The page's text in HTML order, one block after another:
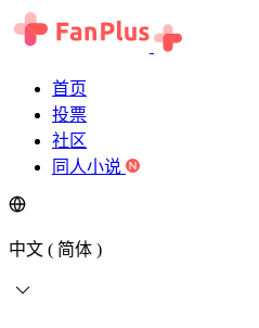
首页
投票
社区
同人小说
中文 ( 简体 )